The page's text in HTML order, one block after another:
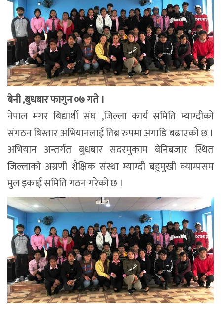
बेनी ,बुधबार फागुन ०७ गते ।
नेपाल मगर बिद्यार्थी संघ ,जिल्ला कार्य समिति म्याग्दीको
संगठन बिस्तार अभियानलाई तिब्र रुपमा अगाडि बढाएको छ ।
अभियान अन्तर्गत बुधबार सदरमुकाम बेनिबजार स्थित
जिल्लाको अग्रणी शैक्षिक संस्था म्याग्दी बहुमुखी क्याम्पसम
मुल इकाई समिति गठन गरेको छ ।